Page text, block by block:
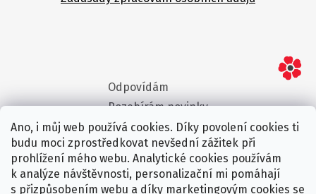
Ano, i můj web používá cookies. Díky povolení cookies ti
budu moci zprostředkovat nevšední zážitek při
prohlížení mého webu. Analytické cookies používám
k analýze návštěvnosti, personalizační mi pomáhají
s přizpůsobením webu a díky marketingovým cookies se
Odpovídám
Rozebírám novinky
Vyvracím mýty
Ptám se za vás